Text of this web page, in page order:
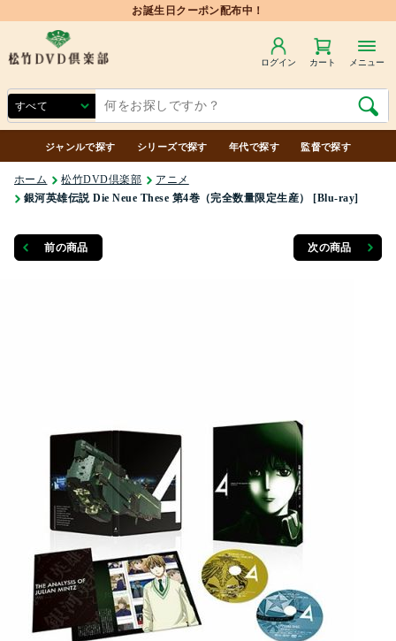
ログイン カート メニュー
ジャンルで探す シリーズで探す 年代で探す 監督で探す
ホーム 松竹DVD倶楽部
アニメ
銀河英雄伝説 Die Neue These 第4巻（完全数量限定生産） [Blu-ray]
前の商品 次の商品